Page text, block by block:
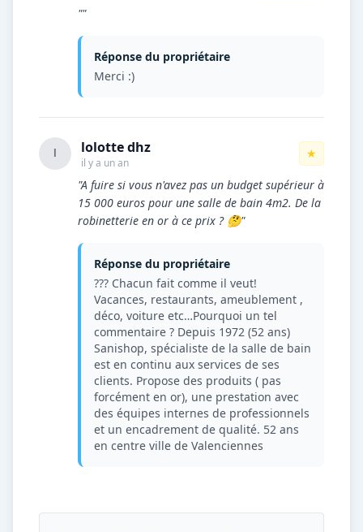
""
Réponse du propriétaire
Merci :)
l lolotte dhz
il y a un an
★
"A fuire si vous n'avez pas un budget supérieur à
15 000 euros pour une salle de bain 4m2. De la
robinetterie en or à ce prix ? 🤔"
Réponse du propriétaire
??? Chacun fait comme il veut!
Vacances, restaurants, ameublement ,
déco, voiture etc…Pourquoi un tel
commentaire ? Depuis 1972 (52 ans)
Sanishop, spécialiste de la salle de bain
est en continu aux services de ses
clients. Propose des produits ( pas
forcément en or), une prestation avec
des équipes internes de professionnels
et un encadrement de qualité. 52 ans
en centre ville de Valenciennes